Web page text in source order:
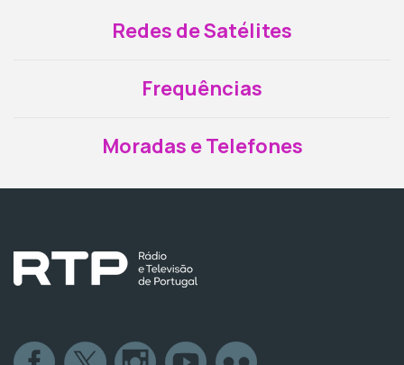
Redes de Satélites
Frequências
Moradas e Telefones